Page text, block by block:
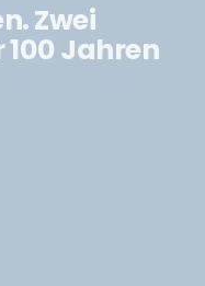
Zwei
Jahren